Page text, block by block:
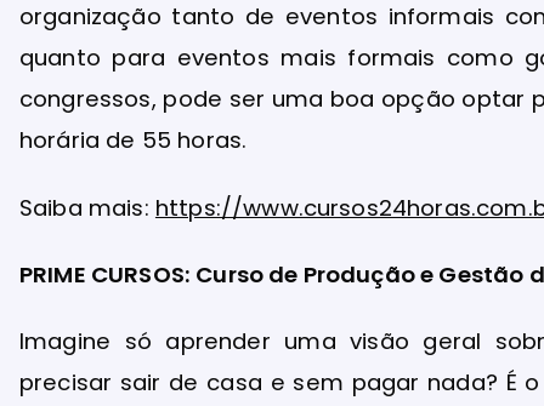
organização tanto de eventos informais
quanto para eventos mais formais como
congressos, pode ser uma boa opção optar
horária de 55 horas.
Saiba mais: https://
PRIME CURSOS: Curso de Produção e
Imagine só aprender uma visão geral
precisar sair de casa e sem pagar nada? É